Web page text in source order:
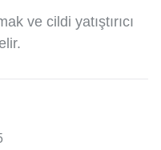
ve cildi yatıştırıcı